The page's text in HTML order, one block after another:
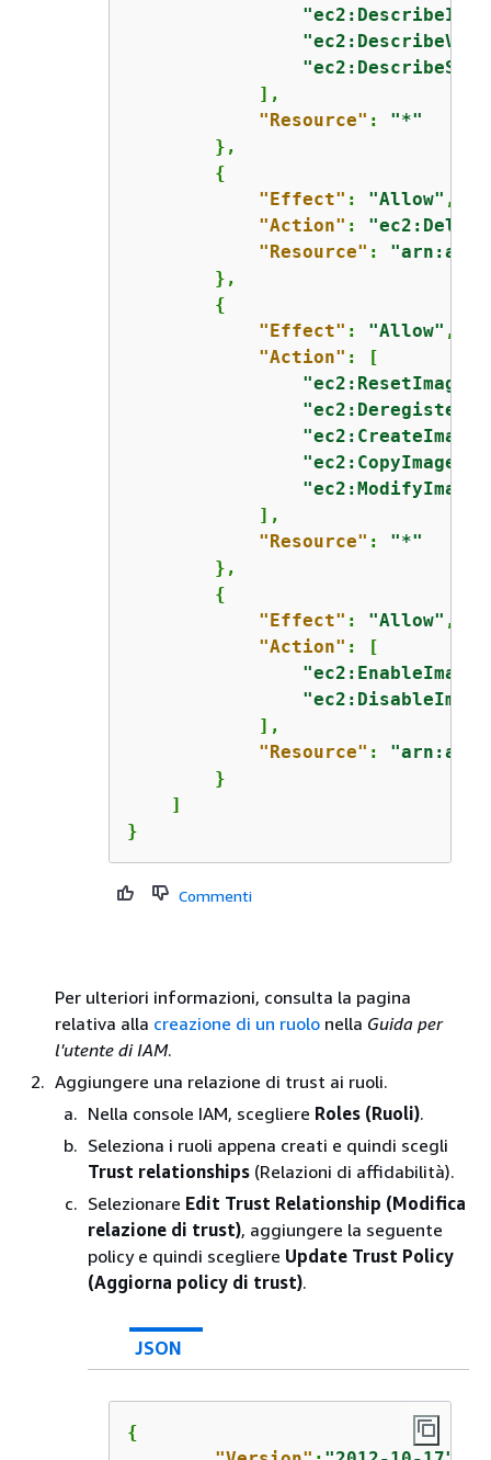
            ],
"Resource" : "*"
        },
{
"Effect" : "Allow" ,
"Action" :
"Resource" :
        },
{
"Effect" : "Allow" ,
"Action" : [
"ec2:CreateImage"
"ec2:CopyImage"
            ],
"Resource" : "*"
        },
{
"Effect" : "Allow" ,
"Action" : [
            ],
"Resource" :
        }
    ]
}
Commenti
Per ulteriori informazioni, consulta la pagina
relativa alla creazione di un ruolo nella Guida per
l'utente di IAM.
Aggiungere una relazione di trust ai ruoli.
Nella console IAM, scegliere Roles (Ruoli).
Seleziona i ruoli appena creati e quindi scegli
Trust relationships (Relazioni di affidabilità).
Selezionare Edit Trust Relationship (Modifica
relazione di trust), aggiungere la seguente
policy e quindi scegliere Update Trust Policy
(Aggiorna policy di trust).
JSON
{